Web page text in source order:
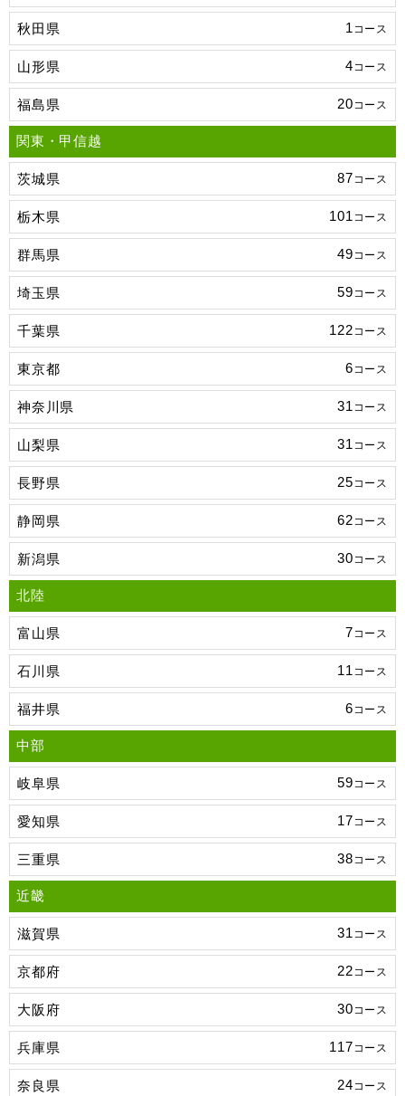
秋田県 1 コース
山形県 4コース
福島県 20コース
関東・甲信越
茨城県 87コース
栃木県 101 コース
群馬県 49コース
埼玉県 59コース
千葉県 122コース
東京都 6コース
神奈川県 31 コース
山梨県 31 コース
長野県 25コース
静岡県 62コース
新潟県 30コース
北陸
富山県 7コース
石川県 11 コース
福井県 6コース
中部
岐阜県 59コース
愛知県 17コース
三重県 38コース
近畿
滋賀県 31 コース
京都府 22コース
大阪府 30コース
兵庫県 117コース
奈良県 24コース